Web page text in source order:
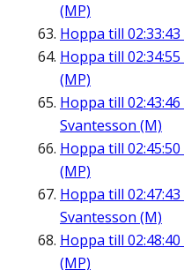
(MP)
Hoppa till 02:33:43
Hoppa till 02:34:55
(MP)
Hoppa till 02:43:46
Svantesson (M)
Hoppa till 02:45:50
(MP)
Hoppa till 02:47:43
Svantesson (M)
Hoppa till 02:48:40
(MP)